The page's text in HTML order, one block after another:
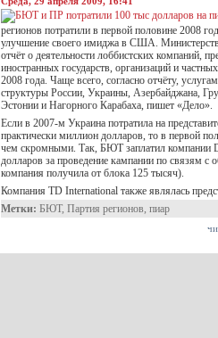
регионов потратили в первой половине 2008
улучшение своего имиджа в США.
отчёт о деятельности лоббистских компаний,
иностранных государств, организаций и
2008 года. Чаще всего, согласно отчёту,
структуры России, Украины, Азербайджана,
Эстонии и Нагорного Карабаха, пишет «Дело».
Если в 2007-м Украина потратила на
практически миллион долларов, то в первой
чем скромными. Так, БЮТ заплатил компании
долларов за проведение кампании по связям с
компания получила от блока 125 тысяч).
Компания TD International также являлась
Метки: БЮТ, Партия регионов, пиар